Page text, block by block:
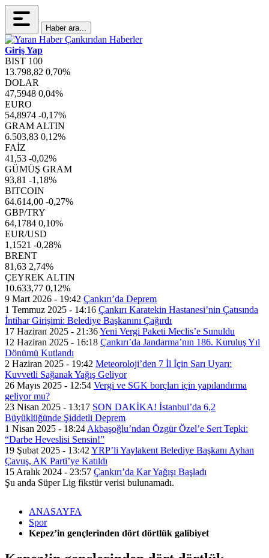
Haber ara...
Giriş Yap
BIST 100
13.798,82 0,70%
DOLAR
47,5948 0,04%
EURO
54,8974 -0,17%
GRAM ALTIN
6.503,83 0,12%
FAİZ
41,53 -0,02%
GÜMÜŞ GRAM
93,81 -1,18%
BITCOIN
64.614,00 -0,27%
GBP/TRY
64,1784 0,10%
EUR/USD
1,1521 -0,28%
BRENT
81,63 2,74%
ÇEYREK ALTIN
10.633,77 0,12%
9 Mart 2026 - 19:42 Çankırı’da Deprem
1 Temmuz 2025 - 14:16 Çankırı Karatekin Hastanesi’nin Çatısında
İntihar Girişimi: Belediye Başkanını Çağırdı
17 Haziran 2025 - 21:36Yeni Vergi Paketi Meclis’e Sunuldu
12 Haziran 2025 - 16:18 Çankırı’da Jandarma’nın 186. Kuruluş Yıl
Dönümü Kutlandı
2 Haziran 2025 - 19:42 Meteoroloji’den 7 İl İçin Sarı Uyarı:
Kuvvetli Sağanak Yağış Geliyor
26 Mayıs 2025 - 12:54 Vergi ve SGK borçları için yapılandırma
geliyor mu?
23 Nisan 2025 - 13:17 SON DAKİKA! İstanbul’da 6,2
Büyüklüğünde Şiddetli Deprem
1 Nisan 2025 - 18:24 Akbaşoğlu’ndan Özgür Özel’e Sert Tepki:
“Darbe Heveslisi Sensin!”
19 Şubat 2025 - 13:42 YRP’li Yaylakent Belediye Başkanı Ayhan
Çavuş, AK Parti’ye Katıldı
15 Aralık 2024 - 23:57 Çankırı’da Kar Yağışı Başladı
Şu anda Süper Lig fikstür verisi bulunamadı.
ANASAYFA
Spor
Kepez’in gençlerinden dört dörtlük galibiyet